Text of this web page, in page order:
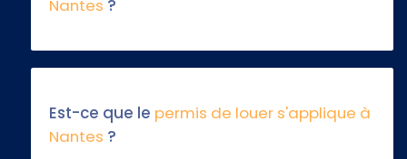
Nantes ?
Est-ce que le permis de louer s'applique à
Nantes ?